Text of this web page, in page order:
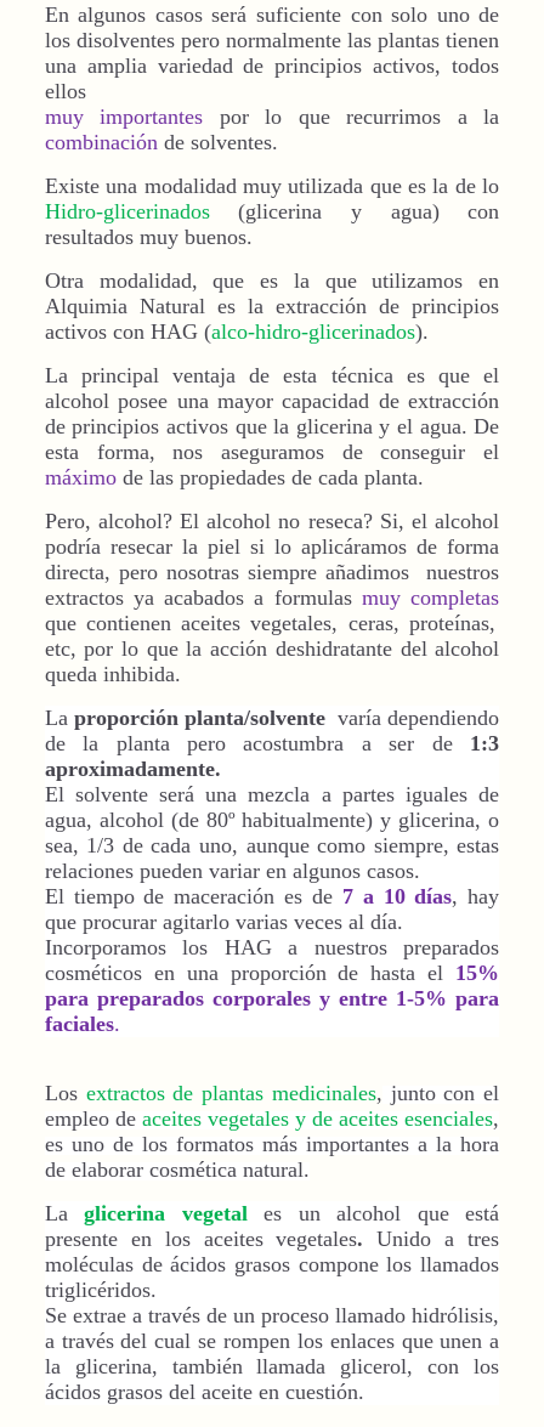
En algunos casos será suficiente con solo uno de
los disolventes pero normalmente las plantas tienen
una amplia variedad de principios activos, todos
ellos
muy importantes por lo que recurrimos a la
combinación de solventes.
Existe una modalidad muy utilizada que es la de lo
Hidro-glicerinados(glicerina y agua) con
resultados muy buenos.
Otra modalidad, que es la que utilizamos en
Alquimia Natural es la extracción de principios
activos con HAG (alco-hidro-glicerinados).
La principal ventaja de esta técnica es que el
alcohol posee una mayor capacidad de extracción
de principios activos que la glicerina y el agua. De
esta forma, nos aseguramos de conseguir el
máximode las propiedades de cada planta.
Pero, alcohol? El alcohol no reseca? Si, el alcohol
podría resecar la piel si lo aplicáramos de forma
directa, pero nosotras siempre añadimos nuestros
extractos ya acabados a formulas muy completas
que contienen aceites vegetales, ceras, proteínas,
etc, por lo que la acción deshidratante del alcohol
queda inhibida.
La proporción planta/solventevaría dependiendo
de la planta pero acostumbra a ser de 1:3
aproximadamente.
El solvente será una mezcla a partes iguales de
agua, alcohol (de 80º habitualmente) y glicerina, o
sea, 1/3 de cada uno, aunque como siempre, estas
relaciones pueden variar en algunos casos.
El tiempo de maceración es de 7 a 10 días, hay
que procurar agitarlo varias veces al día.
Incorporamos los HAG a nuestros preparados
cosméticos en una proporción de hasta el 15%
para preparados corporales y entre 1-5% para
faciales.
Los extractos de plantas medicinales, junto con el
empleo de aceites vegetales y de aceites esenciales,
es uno de los formatos más importantes a la hora
de elaborar cosmética natural.
Laglicerina vegetal es un alcohol que está
presente en los aceites vegetales. Unido a tres
moléculas de ácidos grasos compone los llamados
triglicéridos.
Se extrae a través de un proceso llamado hidrólisis,
a través del cual se rompen los enlaces que unen a
la glicerina, también llamada glicerol, con los
ácidos grasos del aceite en cuestión.